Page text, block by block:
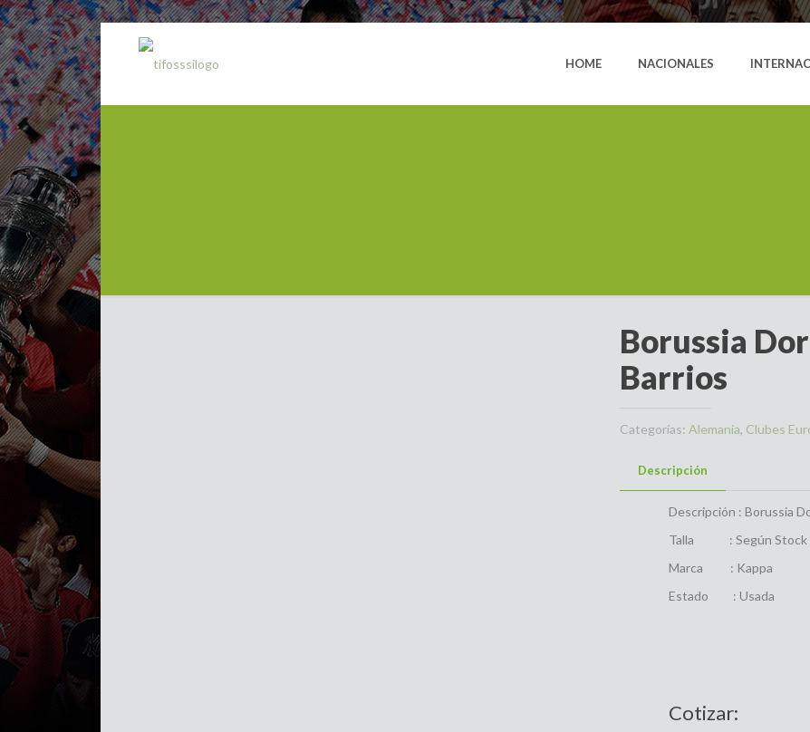
HOME NACIONALES
Borussia
Barrios
Categorías: Alemania, Clubes
Descripción
Descripción : Borussia
Talla : Según Stock
Marca : Kappa
Estado : Usada
Cotizar: